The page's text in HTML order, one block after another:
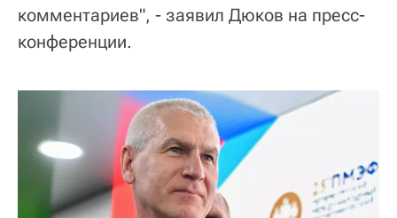
комментариев", - заявил Дюков на пресс-
конференции.